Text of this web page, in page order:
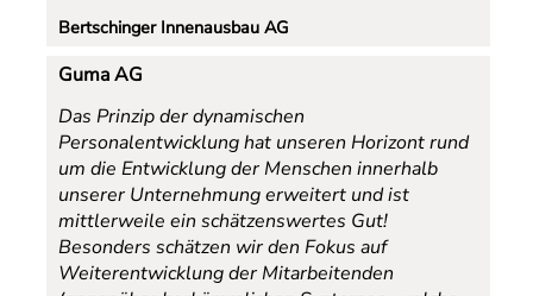
Bertschinger Innenausbau AG
Guma AG
Das Prinzip der dynamischen
Personalentwicklung hat unseren Horizont rund
um die Entwicklung der Menschen innerhalb
unserer Unternehmung erweitert und ist
mittlerweile ein schätzenswertes Gut!
Besonders schätzen wir den Fokus auf
Weiterentwicklung der Mitarbeitenden